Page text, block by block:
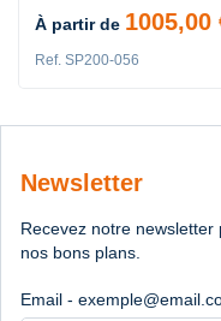
À partir de 1005,00
Ref. SP200-056
Newsletter
Recevez notre
nos bons plans.
Email -